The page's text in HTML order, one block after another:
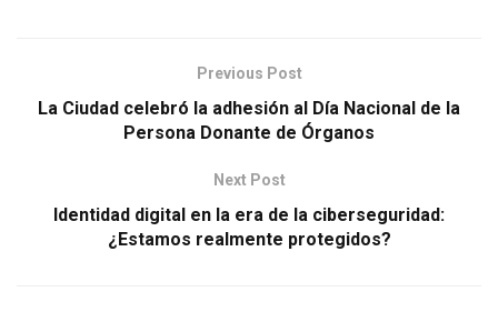
Previous Post
La Ciudad celebró la adhesión al Día Nacional de la
Persona Donante de Órganos
Next Post
Identidad digital en la era de la ciberseguridad:
¿Estamos realmente protegidos?